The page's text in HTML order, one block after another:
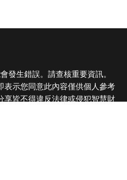
發生錯誤。請查核重要資訊。
表示您同意此內容僅供個人參考
享皆不得違反法律或侵犯智慧財